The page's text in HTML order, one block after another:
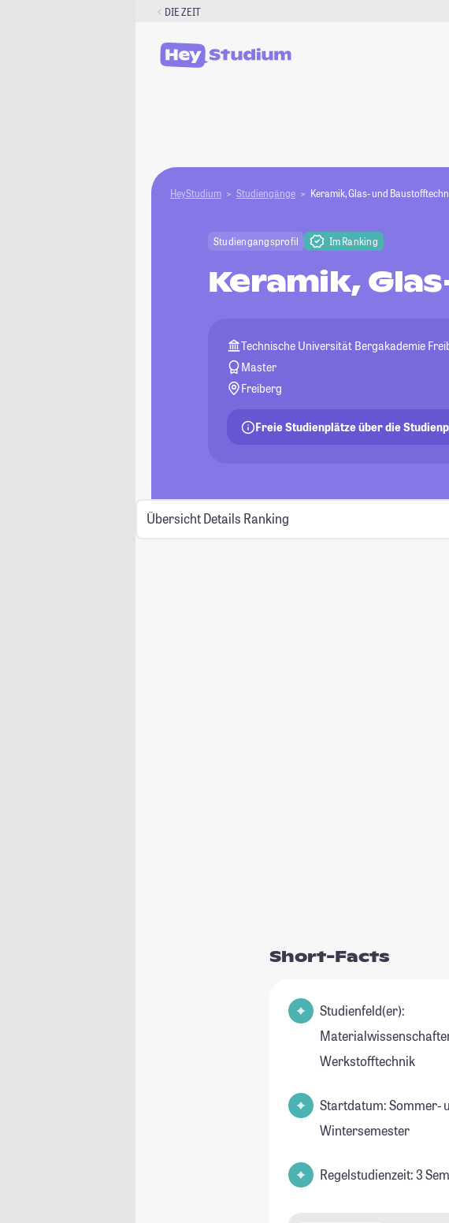
DIE ZEIT
HeyStudium Studiengänge Keramik, Glas- und
Studiengangsprofil Im Ranking
Keramik,
Technische Universität Bergakademie
Master
Freiberg
Freie Studienplätze über die
Übersicht Details Ranking
Short-Facts
Studienfeld(er):
Werkstofftechnik
Startdatum: Sommer-
Wintersemester
Regelstudienzeit: 3